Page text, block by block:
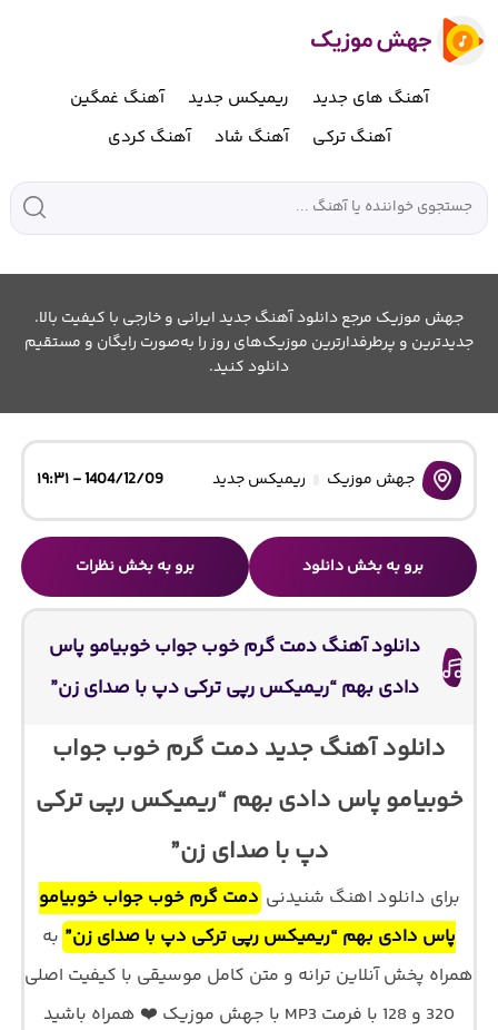
آهنگ های جدید ریمیکس جدید
آهنگ غمگین
آهنگ ترکی
آهنگ شاد آهنگ کردی
جهش موزیک مرجع دانلود آهنگ جدید ایرانی و خارجی با کیفیت بالا.
جدیدترین و پرطرفدارترین موزیک‌های روز را به‌صورت رایگان و مستقیم
دانلود کنید.
جهش موزیک ریمیکس جدید 1404/12/09 - ۱۹:۳۱
برو به بخش دانلود برو به بخش نظرات
دانلود آهنگ دمت گرم خوب جواب خوبیامو پاس
دادی بهم “ریمیکس رپی ترکی دپ با صدای زن”
دانلود آهنگ جدید دمت گرم خوب جواب
خوبیامو پاس دادی بهم “ریمیکس رپی ترکی
دپ با صدای زن”
برای دانلود اهنگ شنیدنی دمت گرم خوب جواب خوبیامو
پاس دادی بهم “ریمیکس رپی ترکی دپ با صدای زن” به
همراه پخش آنلاین ترانه و متن کامل موسیقی با کیفیت اصلی
320 و 128 با فرمت MP3 با جهش موزیک ❤️ همراه باشید